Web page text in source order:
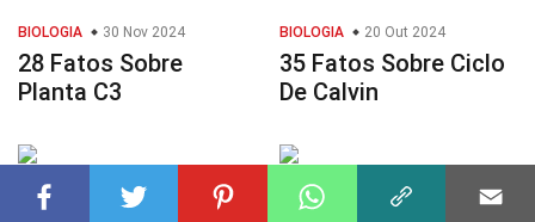
BIOLOGIA 30 Nov 2024
28 Fatos Sobre
Planta C3
BIOLOGIA 20 Out 2024
35 Fatos Sobre Ciclo
De Calvin